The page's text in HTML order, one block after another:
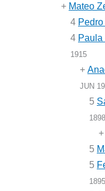
+ Mateo
4
4
1915
+
JUN
5
1898
+
5
5
1895